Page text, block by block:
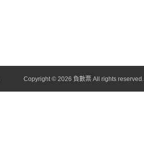
Copyright © 2026 負數票 All rights reserved.